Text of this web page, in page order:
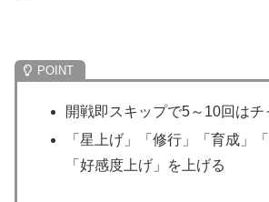
開戦即スキップで5～10回はチ
「星上げ」「修行」「育成」
「好感度上げ」を上げる